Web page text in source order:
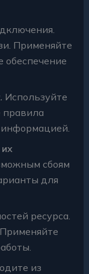
Применяйте
обеспечение
Используйте
сбоям
для
ресурса.
из